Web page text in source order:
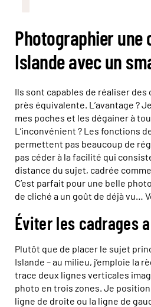
Photographier une
Islande avec un
Ils sont capables de réaliser des
près équivalente. L’avantage ?
mes poches et les dégainer à
L’inconvénient ? Les fonctions
permettent pas beaucoup de
pas céder à la facilité qui
distance du sujet, cadrée
C’est parfait pour une belle
de cliché a un goût de déjà vu…
Éviter les cadrages
Plutôt que de placer le sujet
Islande – au milieu, j’emploie la
trace deux lignes verticales
photo en trois zones. Je
ligne de droite ou la ligne de